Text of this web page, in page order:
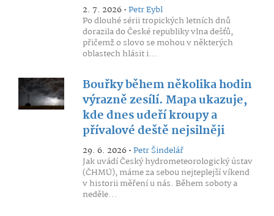
2. 7. 2026 •Petr Eybl
Po dlouhé sérii tropických letních dnů
dorazila do České republiky vlna dešťů,
přičemž o slovo se mohou v některých
oblastech hlásit i...
Bouřky během několika hodin
výrazně zesílí. Mapa ukazuje,
kde dnes udeří kroupy a
přívalové deště nejsilněji
29. 6. 2026 •Petr Šindelář
Jak uvádí Český hydrometeorologický ústav
(ČHMÚ), máme za sebou nejteplejší víkend
v historii měření u nás. Během soboty a
neděle...